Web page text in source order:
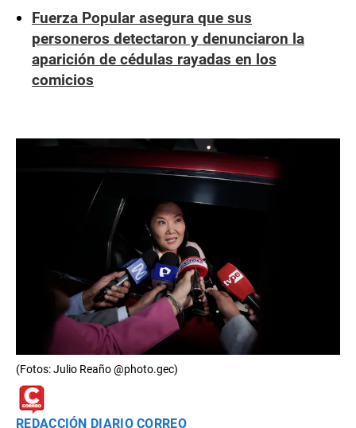
Fuerza Popular asegura que sus
personeros detectaron y denunciaron la
aparición de cédulas rayadas en los
comicios
(Fotos: Julio Reaño @photo.gec)
REDACCIÓN DIARIO CORREO